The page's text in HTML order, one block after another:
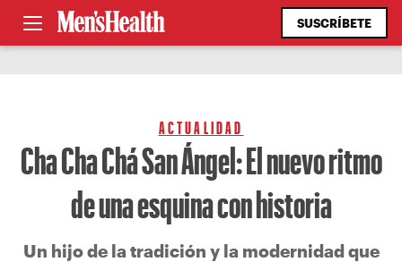
SUSCRÍBETE
ACTUALIDAD
Cha Cha Chá San Ángel: El nuevo ritmo
de una esquina con historia
Un hijo de la tradición y la modernidad que